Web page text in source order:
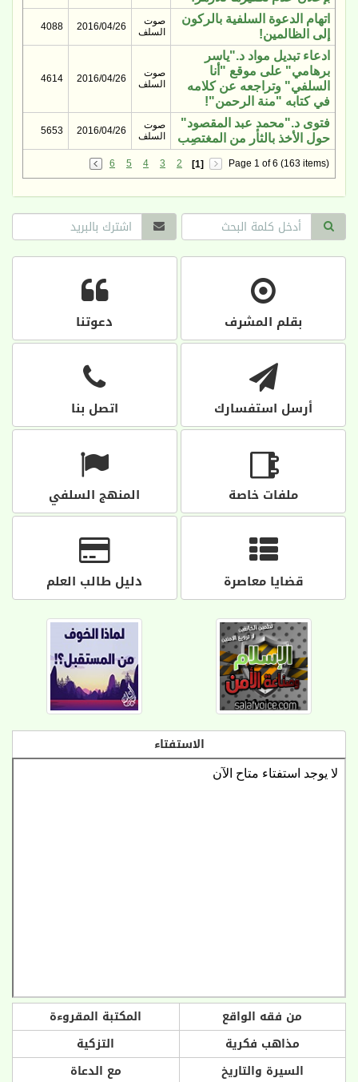
اتهام الدعوة السلفية بالركون
إلى الظالمين!
صوت
السلف
2016/04/26
4088
ادعاء تبديل مواد د."ياسر
برهامي" على موقع "أنا
السلفي" وتراجعه عن كلامه
في كتابه "منة الرحمن"!
صوت
السلف
2016/04/26
4614
فتوى د."محمد عبد المقصود"
حول الأخذ بالثأر من المغتصِب
صوت
السلف
2016/04/26
5653
6 5 4 3 2 [1] Page 1 of 6 (163 items)
بقلم المشرف دعوتنا
أرسل استفسارك اتصل بنا
ملفات خاصة المنهج السلفي
قضايا معاصرة دليل طالب العلم
الاستفتاء
من فقه الواقع
المكتبة المقروءة
مذاهب فكرية
التزكية
السيرة والتاريخ
مع الدعاة